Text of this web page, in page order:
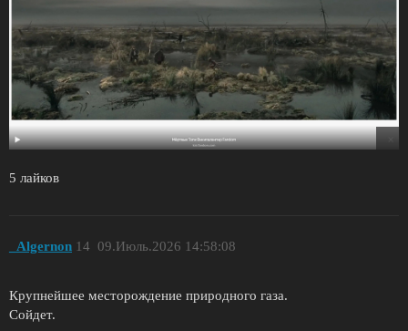
5 лайков
_Algernon 09.Июль.2026 14:58:08
14
Крупнейшее месторождение природного газа.
Сойдет.